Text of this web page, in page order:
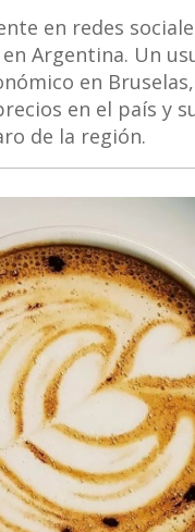
en redes
Argentina. Un
en
en el país y
de la región.